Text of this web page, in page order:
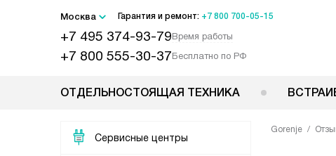
Москва Гарантия и ремонт: +7 800 700-05-15
+7 495 374-93-79Время работы
+7 800 555-30-37Бесплатно по РФ
ОТДЕЛЬНОСТОЯЩАЯ ТЕХНИКА
Сервисные центры
Gorenje